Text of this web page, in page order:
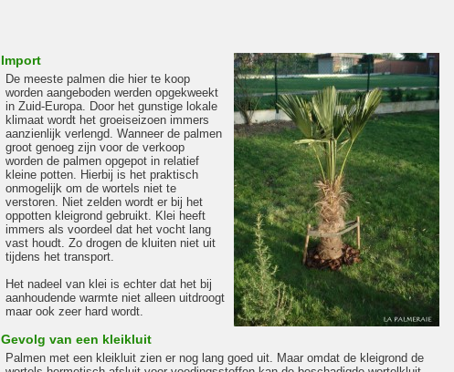
Import
De meeste palmen die hier te koop
worden aangeboden werden opgekweekt
in Zuid-Europa. Door het gunstige lokale
klimaat wordt het groeiseizoen immers
aanzienlijk verlengd. Wanneer de palmen
groot genoeg zijn voor de verkoop
worden de palmen opgepot in relatief
kleine potten. Hierbij is het praktisch
onmogelijk om de wortels niet te
verstoren. Niet zelden wordt er bij het
oppotten kleigrond gebruikt. Klei heeft
immers als voordeel dat het vocht lang
vast houdt. Zo drogen de kluiten niet uit
tijdens het transport.
Het nadeel van klei is echter dat het bij
aanhoudende warmte niet alleen uitdroogt
maar ook zeer hard wordt.
Gevolg van een kleikluit
Palmen met een kleikluit zien er nog lang goed uit. Maar omdat de kleigrond de